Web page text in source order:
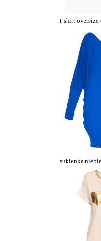
t-shirt oversize
sukienka